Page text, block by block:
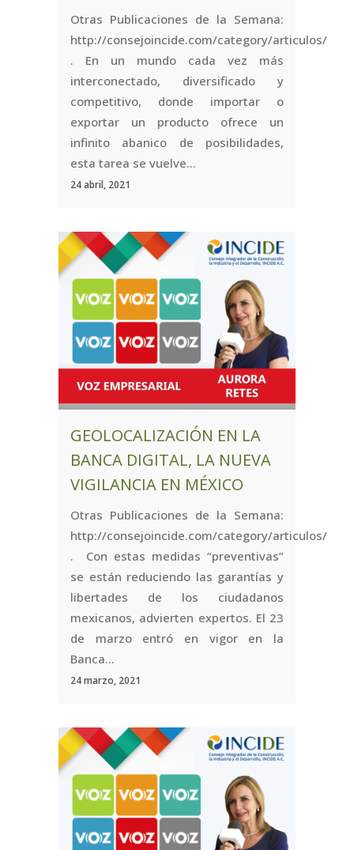
Otras Publicaciones de la Semana:
http://consejoincide.com/category/articulos/
. En un mundo cada vez más
interconectado, diversificado y
competitivo, donde importar o
exportar un producto ofrece un
infinito abanico de posibilidades,
esta tarea se vuelve...
24 abril, 2021
GEOLOCALIZACIÓN EN LA
BANCA DIGITAL, LA NUEVA
VIGILANCIA EN MÉXICO
Otras Publicaciones de la Semana:
http://consejoincide.com/category/articulos/
. Con estas medidas “preventivas”
se están reduciendo las garantías y
libertades de los ciudadanos
mexicanos, advierten expertos. El 23
de marzo entró en vigor en la
Banca...
24 marzo, 2021